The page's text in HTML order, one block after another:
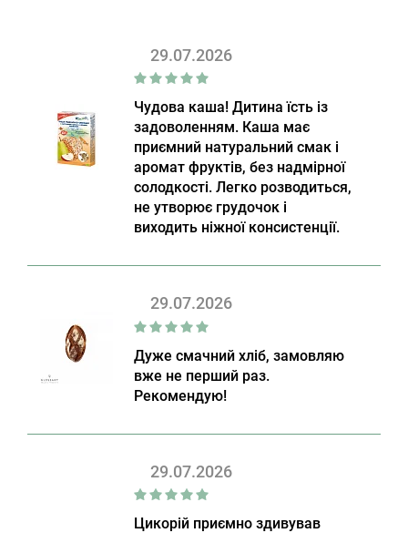
29.07.2026
Чудова каша! Дитина їсть із
задоволенням. Каша має
приємний натуральний смак і
аромат фруктів, без надмірної
солодкості. Легко розводиться,
не утворює грудочок і
виходить ніжної консистенції.
29.07.2026
Дуже смачний хліб, замовляю
вже не перший раз.
Рекомендую!
29.07.2026
Цикорій приємно здивував